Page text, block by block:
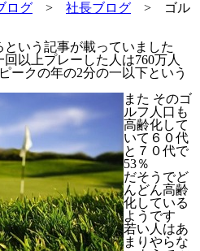
ログ > 社長ブログ >
ゴル
いう記事が載っていました
以上プレーした人は760万人
ークの年の2分の一以下という
また そのゴ
ルフ人口も
高齢化して
いて６０代
と７０代で
53％
だそうでど
んどん高齢
化している
ようです
若い人はあ
まりやらな